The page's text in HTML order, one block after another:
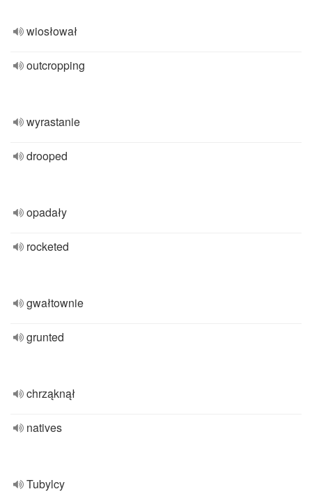
wiosłował
outcropping
wyrastanie
drooped
opadały
rocketed
gwałtownie
grunted
chrząknął
natives
Tubylcy